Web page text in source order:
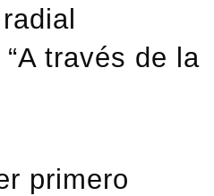
través de la
primero